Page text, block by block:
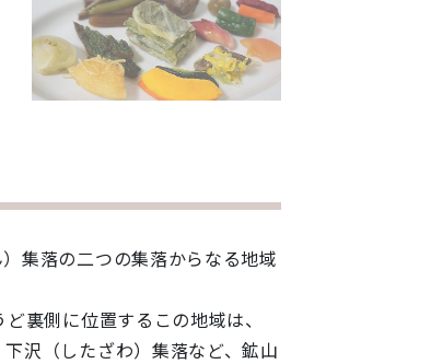
集落の二つの集落からなる地域
裏側に位置するこの地域は、
沢（したざわ）集落など、鉱山